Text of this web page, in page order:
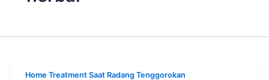
Home Treatment Saat Radang Tenggorokan